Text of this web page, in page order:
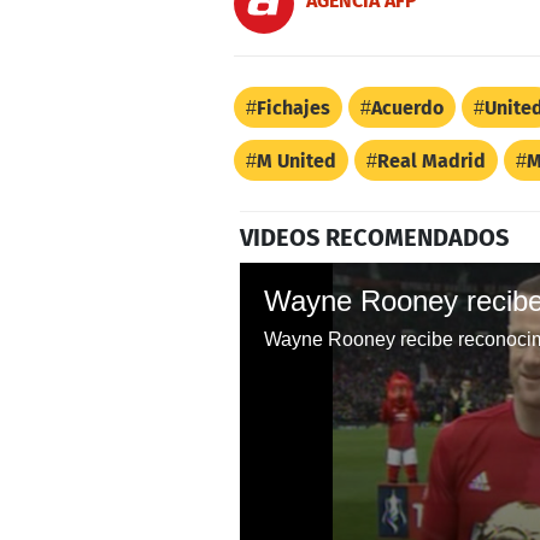
Fichajes Acuerdo
M United Real Madrid
VIDEOS RECOMENDADOS
Wayne Rooney recibe